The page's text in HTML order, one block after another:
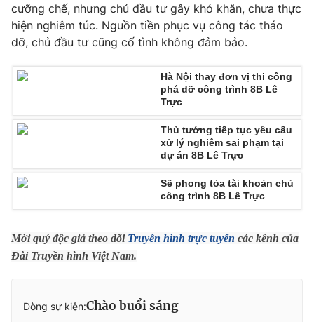
Hậu trường
Nhân vật
Khán giả
Điện ảnh
Âm nhạc
Sao
Đời sống
Chất lượng cuộc sống
Giáo dục
Học trực tuyến
Công nghệ
Sản phẩm
Chuyên mục khác
Photo Infographic
cưỡng chế, nhưng chủ đầu tư gây khó khăn, chưa thực
hiện nghiêm túc. Nguồn tiền phục vụ công tác tháo
dỡ, chủ đầu tư cũng cố tình không đảm bảo.
Hà Nội thay đơn vị thi công
phá dỡ công trình 8B Lê
Trực
Thủ tướng tiếp tục yêu cầu
xử lý nghiêm sai phạm tại
dự án 8B Lê Trực
Sẽ phong tỏa tài khoản chủ
công trình 8B Lê Trực
Mời quý độc giả theo dõi Truyền hình trực tuyến các kênh của
Đài Truyền hình Việt Nam.
Dòng sự kiện:Chào buổi sáng